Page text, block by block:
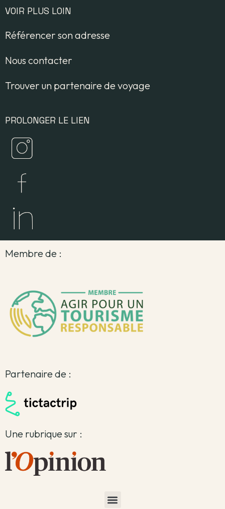
VOIR PLUS LOIN
Référencer son adresse
Nous contacter
Trouver un partenaire de voyage
PROLONGER LE LIEN
Membre de :
Partenaire de :
Une rubrique sur :